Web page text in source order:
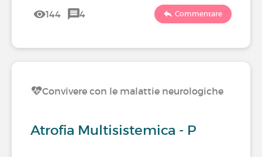
144 4 Commentare
Convivere con le malattie neurologiche
Atrofia Multisistemica - P